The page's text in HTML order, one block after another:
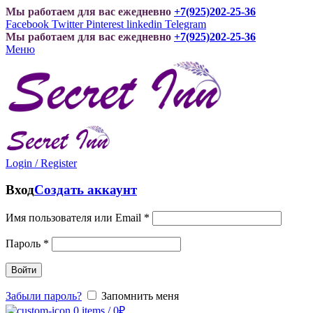
Мы работаем для вас ежедневно +7(925)202-25-36
Facebook Twitter Pinterest linkedin Telegram
Мы работаем для вас ежедневно +7(925)202-25-36
Меню
Login / Register
ВходСоздать аккаунт
Имя пользователя или Email *
Пароль *
Войти
Забыли пароль?
Запомнить меня
0 items / 0₽